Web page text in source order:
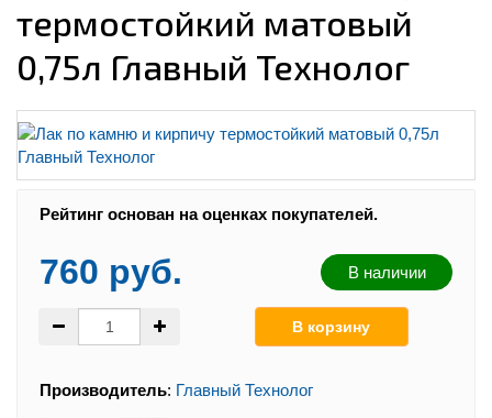
термостойкий матовый
0,75л Главный Технолог
Рейтинг:
Рейтинг основан на оценках покупателей.
760 руб. В наличии
Производитель: Главный Технолог